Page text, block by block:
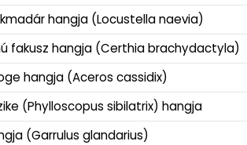
hangja (Locustella naevia)
fakusz hangja (Certhia brachydactyla)
hangja (Aceros cassidix)
(Phylloscopus sibilatrix) hangja
(Garrulus glandarius)